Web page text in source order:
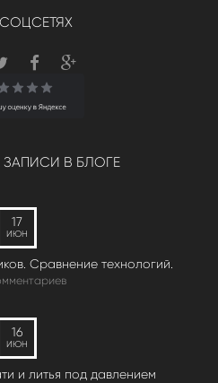
В БЛОГЕ
17
ИЮН
Сравнение технологий.
16
ИЮН
и литья под давлением